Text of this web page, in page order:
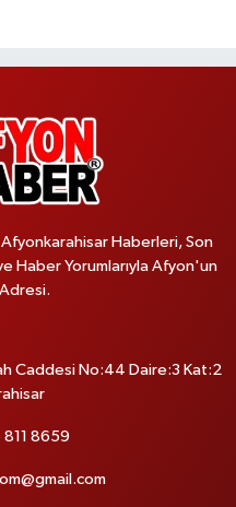
Haberleri, Son
Haber Yorumlarıyla Afyon'un
Caddesi No:44 Daire:3 Kat:2
8659